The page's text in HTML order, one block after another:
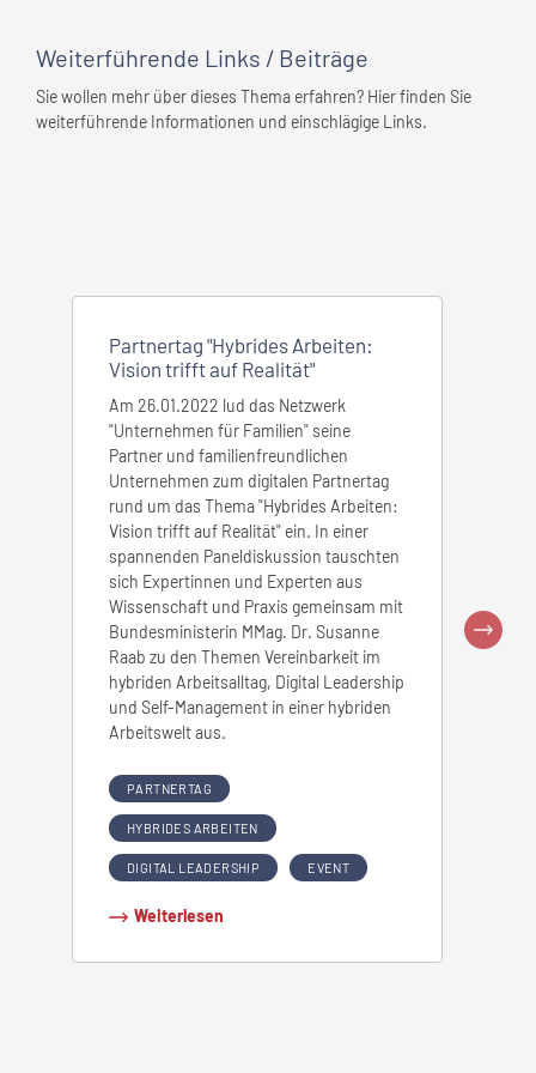
Weiterführende Links / Beiträge
Sie wollen mehr über dieses Thema erfahren? Hier finden Sie
weiterführende Informationen und einschlägige Links.
Partnertag "Hybrides Arbeiten:
Vision trifft auf Realität"
Am 26.01.2022 lud das Netzwerk
"Unternehmen für Familien" seine
Partner und familienfreundlichen
Unternehmen zum digitalen Partnertag
rund um das Thema "Hybrides Arbeiten:
Vision trifft auf Realität" ein. In einer
spannenden Paneldiskussion tauschten
sich Expertinnen und Experten aus
Wissenschaft und Praxis gemeinsam mit
Bundesministerin MMag. Dr. Susanne
Raab zu den Themen Vereinbarkeit im
hybriden Arbeitsalltag, Digital Leadership
und Self-Management in einer hybriden
Arbeitswelt aus.
PARTNERTAG
HYBRIDES ARBEITEN
DIGITAL LEADERSHIP EVENT
Weiterlesen